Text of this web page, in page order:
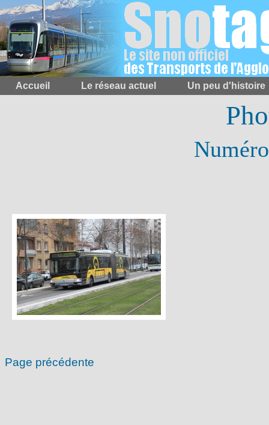
Accueil Le réseau actuel Un peu d'histoire
Page précédente